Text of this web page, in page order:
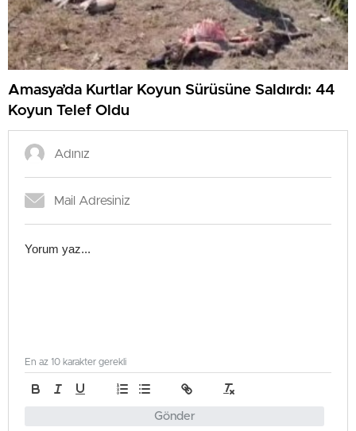
Amasya’da Kurtlar Koyun Sürüsüne Saldırdı: 44
Koyun Telef Oldu
Gönder
En az 10 karakter gerekli